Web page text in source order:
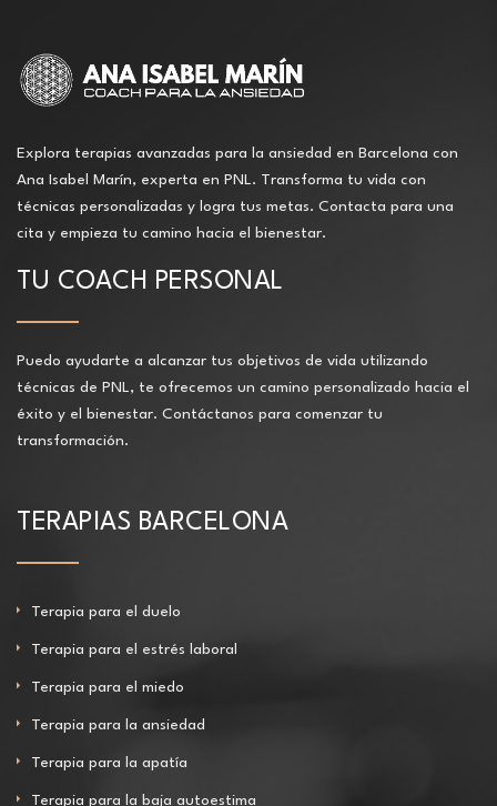
Explora terapias avanzadas para la ansiedad en Barcelona con
Ana Isabel Marín, experta en PNL. Transforma tu vida con
técnicas personalizadas y logra tus metas. Contacta para una
cita y empieza tu camino hacia el bienestar.
TU COACH PERSONAL
Puedo ayudarte a alcanzar tus objetivos de vida utilizando
técnicas de PNL, te ofrecemos un camino personalizado hacia el
éxito y el bienestar. Contáctanos para comenzar tu
transformación.
TERAPIAS BARCELONA
Terapia para el duelo
Terapia para el estrés laboral
Terapia para el miedo
Terapia para la ansiedad
Terapia para la apatía
Terapia para la baja autoestima